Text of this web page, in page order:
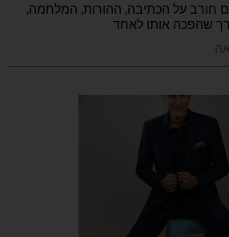
חורב על הכתיבה, ההורות, המלחמה,
שהפכה אותו לאחד